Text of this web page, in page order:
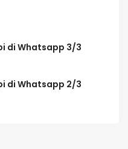
di Whatsapp 3/3
di Whatsapp 2/3